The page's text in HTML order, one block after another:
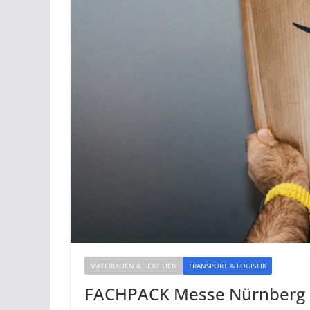
MATERIALIEN & TEXTILIEN TRANSPORT & LOGISTIK
FACHPACK Messe